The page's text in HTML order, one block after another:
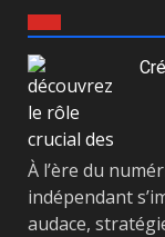
À l’ère du
indépendant
audace,